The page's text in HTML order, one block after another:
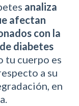
analiza
afectan
con la
diabetes
tu cuerpo es
a su
en